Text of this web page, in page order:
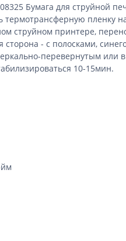
Бумага для струйной
термотрансферную пленку
струйном принтере,
- с полосками,
перевернутым
10-15мин.